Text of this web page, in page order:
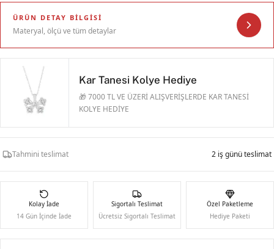
ÜRÜN DETAY BILGISI
Materyal, ölçü ve tüm detaylar
Kar Tanesi Kolye Hediye
🎁 7000 TL VE ÜZERİ ALIŞVERİŞLERDE KAR TANESİ
KOLYE HEDİYE
Tahmini teslimat 2 iş günü teslimat
Kolay İade
14 Gün İçinde İade
Sigortalı Teslimat
Ücretsiz Sigortalı Teslimat
Özel Paketleme
Hediye Paketi